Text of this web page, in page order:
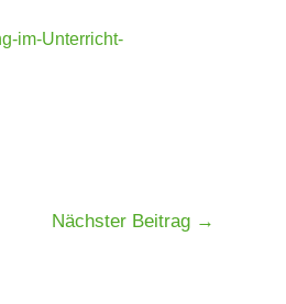
im-Unterricht-
Nächster Beitrag →